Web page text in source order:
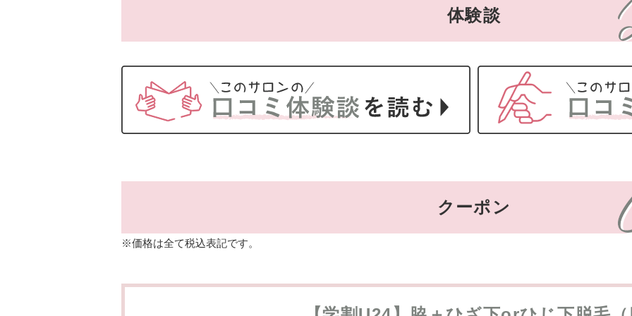
体験談
クーポン
※価格は全て税込表記です。